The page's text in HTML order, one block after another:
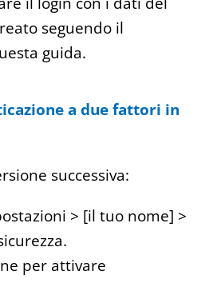
seguendo il
guida.
a due fattori in
successiva:
> [il tuo nome] >
per attivare